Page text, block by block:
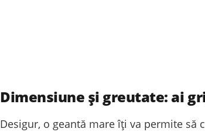
Dimensiune și greutate: ai
Desigur, o geantă mare îți va permite